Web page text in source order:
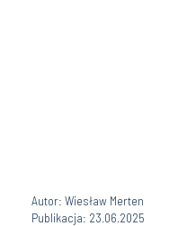
Autor: Wiesław Merten
Publikacja: 23.06.2025